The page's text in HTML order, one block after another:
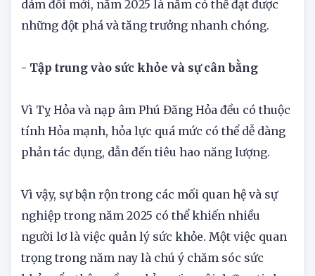
Đối với những người có khả năng thích ứng và
dám đổi mới, năm 2025 là năm có thể đạt được
Vì Tỵ Hỏa và nạp âm Phú Đăng Hỏa đều có thuộc
tính Hỏa mạnh, hỏa lực quá mức có thể dễ dàng
Vì vậy, sự bận rộn trong các mối quan hệ và sự
nghiệp trong năm 2025 có thể khiến nhiều
người lơ là việc quản lý sức khỏe. Một việc quan